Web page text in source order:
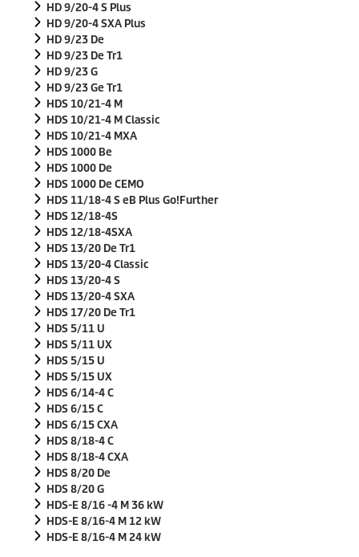
HD 9/20-4 S Plus
HD 9/20-4 SXA Plus
HD 9/23 De
HD 9/23 De Tr1
HD 9/23 G
HD 9/23 Ge Tr1
HDS 10/21-4 M
HDS 10/21-4 M Classic
HDS 10/21-4 MXA
HDS 1000 Be
HDS 1000 De
HDS 1000 De CEMO
HDS 11/18-4 S eB Plus Go!Further
HDS 12/18-4S
HDS 12/18-4SXA
HDS 13/20 De Tr1
HDS 13/20-4 Classic
HDS 13/20-4 S
HDS 13/20-4 SXA
HDS 17/20 De Tr1
HDS 5/11 U
HDS 5/11 UX
HDS 5/15 U
HDS 5/15 UX
HDS 6/14-4 C
HDS 6/15 C
HDS 6/15 CXA
HDS 8/18-4 C
HDS 8/18-4 CXA
HDS 8/20 De
HDS 8/20 G
HDS-E 8/16 -4 M 36 kW
HDS-E 8/16-4 M 12 kW
HDS-E 8/16-4 M 24 kW